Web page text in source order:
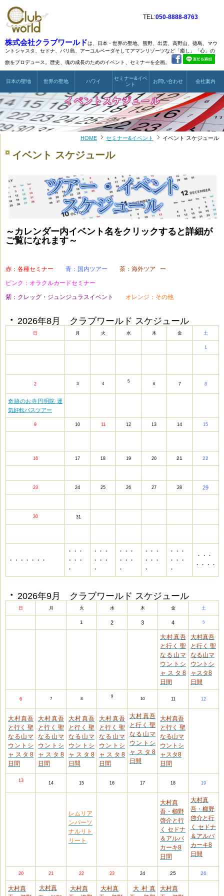
株式会社クラブワールドは、日本・世界の聖地、熊野、出雲、高野山、徳島、マウ
ントシャスタ、 セドナ、バリ島、アーユルベーダそしてアマンリゾーツなど 「癒し」「心」の
旅をプロデュース。歴史、魂の成長のためのイベント、セミナーを企画。
TEL:050-8888-8763
日本の聖地 世界の聖地 ハワイ
セミナー&イベ
ント
お問い合わせ 会社案内
HOME セミナー&イベント イベント スケジュール
イベント スケジュール
～カレンダー内イベント名をクリックすると詳細が
ご覧になれます～
赤：各種セミナー 青：国内ツアー 茶：海外ツア ー
ピンク：オラクルカードセミナー
紫：クレッグ・ジュンジュラスイベント
オレンジ：その他
・ 2026年8月 クラブワールド スケジュール
日 月 火 水 木 金 土
1
2 3 4
5
6 7 8
奇跡のお寺円明院 運
気好転バスツアー
9 10 11 12 13 14 15
16 17 18 19 20 21 22
23 24 25 26 27 28 29
30 31
・・・・・・・
・・・
・・・
・
・・・
・・・
・
・・・
・・・
・
・・・
・・・
・
・・・
・・・
・
・・・
・・・・
・ 2026年9月 クラブワールド スケジュール
日 月 火 水 木 金 土
1 2 3 4 5
大村真吾
と行く 聖
なる山マ
ウントシ
ャスタ8
日間
大村真吾
と行く 聖
なる山マ
ウントシ
ャスタ8
日間
6 7 8
9
10 11 12
大村真吾
と行く 聖
なる山マ
ウントシ
ャスタ8
日間
大村真吾
と行く 聖
なる山マ
ウントシ
ャスタ8
日間
大村真吾
と行く 聖
なる山マ
ウントシ
ャスタ8
日間
大村真吾
と行く 聖
なる山マ
ウントシ
ャスタ8
日間
大村真吾
と行く 聖
なる山マ
ウントシ
ャスタ8
日間
大村真吾
と行く 聖
なる山マ
ウントシ
ャスタ8
日間
13 14 15 16 17 18 19
レムリア
ンパーソ
ナルリト
リート
大村真
吾・櫛野
啓介と行
く セドナ
＆アルバ
カーキ8
日間
大村真
吾・櫛野
啓介と行
く セドナ
＆アルバ
カーキ8
日間
20 21 22 23 24 25 26
大村真
大村真
大村真
大村真
大村真
大村真